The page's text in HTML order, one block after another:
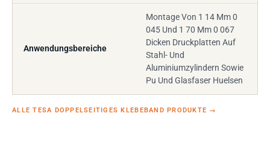
Anwendungsbereiche
Montage Von 1 14 Mm 0
045 Und 1 70 Mm 0 067
Dicken Druckplatten Auf
Stahl- Und
Aluminiumzylindern Sowie
Pu Und Glasfaser Huelsen
ALLE TESA DOPPELSEITIGES KLEBEBAND PRODUKTE →